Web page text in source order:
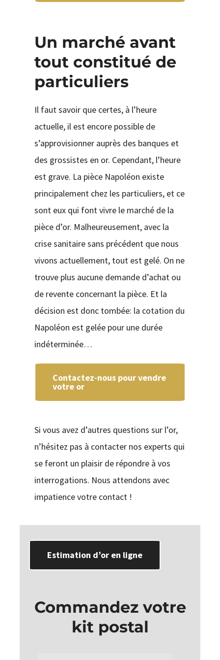
Un marché avant
tout constitué de
particuliers
Il faut savoir que certes, à l’heure
actuelle, il est encore possible de
s’approvisionner auprès des banques et
des grossistes en or. Cependant, l’heure
est grave. La pièce Napoléon existe
principalement chez les particuliers, et ce
sont eux qui font vivre le marché de la
pièce d’or. Malheureusement, avec la
crise sanitaire sans précédent que nous
vivons actuellement, tout est gelé. On ne
trouve plus aucune demande d’achat ou
de revente concernant la pièce. Et la
décision est donc tombée: la cotation du
Napoléon est gelée pour une durée
indéterminée…
Contactez-nous pour vendre
votre or
Si vous avez d’autres questions sur l’or,
n’hésitez pas à contacter nos experts qui
se feront un plaisir de répondre à vos
interrogations. Nous attendons avec
impatience votre contact !
Estimation d’or en ligne
Commandez votre
kit postal